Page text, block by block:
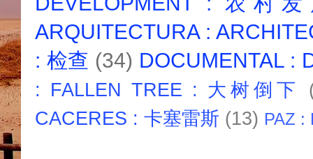
ARQUITECTURA :
: 检查 (34) DOCUMENTAL :
: FALLEN TREE : 大树倒下
CACERES : 卡塞雷斯 (13) PAZ :